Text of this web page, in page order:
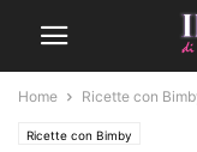
Home Ricette con
Ricette con Bimby